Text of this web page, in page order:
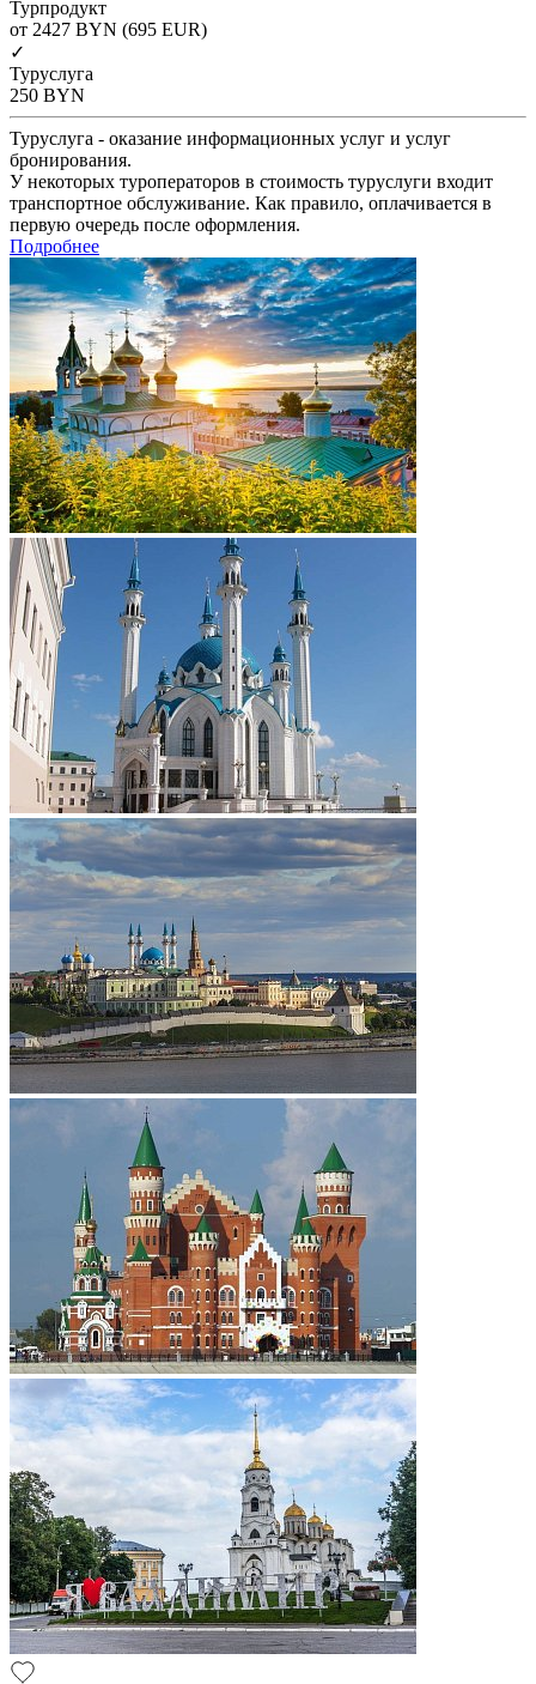
Турпродукт
от 2427 BYN (695 EUR)
✓
Туруслуга
250 BYN
Туруслуга - оказание информационных услуг и услуг
бронирования.
У некоторых туроператоров в стоимость туруслуги входит
транспортное обслуживание. Как правило, оплачивается в
первую очередь после оформления.
Подробнее